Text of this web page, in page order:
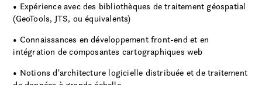
• Expérience avec des bibliothèques de traitement géospatial
(GeoTools, JTS, ou équivalents)
• Connaissances en développement front-end et en
intégration de composantes cartographiques web
• Notions d'architecture logicielle distribuée et de traitement